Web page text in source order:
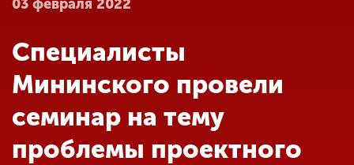
Абитуриенту
Обучение
03 февраля 2022
Специалисты
Мининского провели
семинар на тему
проблемы проектного